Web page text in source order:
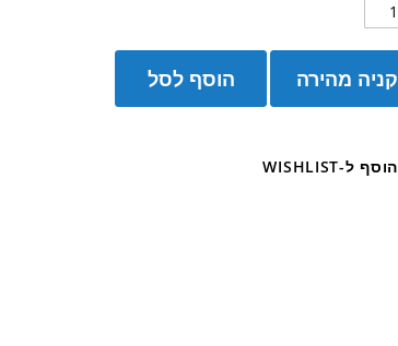
הוסף לסל קניה מהירה
הוסף ל-WISHLIST